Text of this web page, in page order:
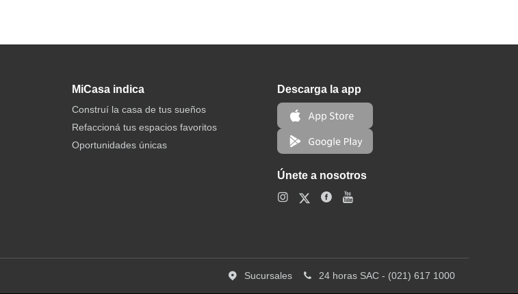
MiCasa indica
Construí la casa de tus sueños
Refaccioná tus espacios favoritos
Oportunidades únicas
Descarga la app
Únete a nosotros
Sucursales 24 horas SAC - (021) 617 1000